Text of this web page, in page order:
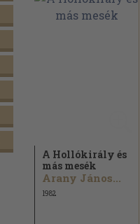
A Hollókirály és
más mesék
Arany János...
1982